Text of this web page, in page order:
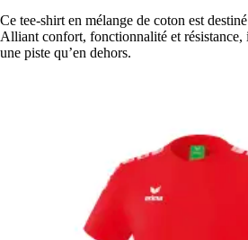
Ce tee-shirt en mélange de coton est
Alliant confort, fonctionnalité et résistance,
une piste qu’en dehors.